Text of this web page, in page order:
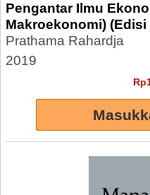
Pengantar Ilmu
Makroekonomi) (Edisi
Prathama Rahardja
2019